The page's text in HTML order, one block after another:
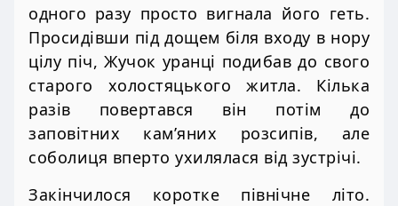
одного разу просто вигнала його геть.
Просидівши під дощем біля входу в нору
цілу піч, Жучок уранці подибав до свого
старого холостяцького житла. Кілька
разів повертався він потім до
заповітних кам’яних розсипів, але
соболиця вперто ухилялася від зустрічі.
Закінчилося коротке північне літо.